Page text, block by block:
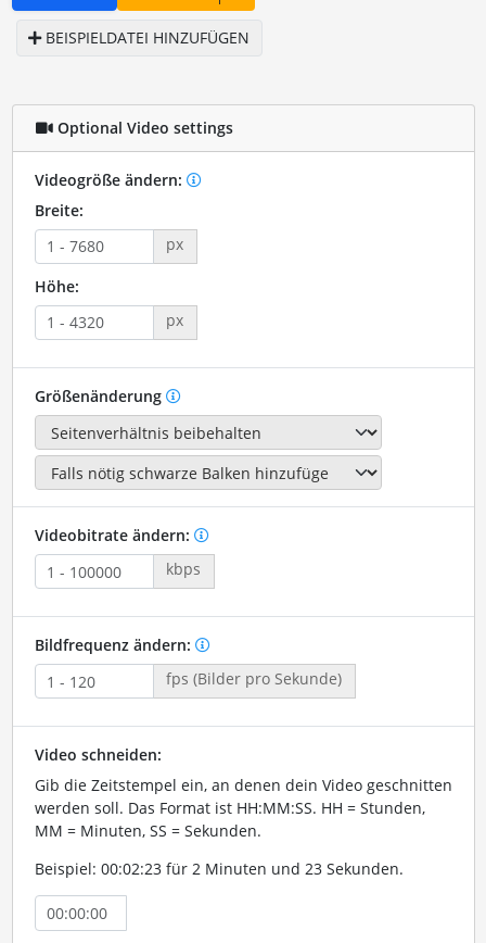
BEISPIELDATEI HINZUFÜGEN
Optional Video settings
Videogröße ändern:
Breite:
px
Höhe:
px
Größenänderung
Videobitrate ändern:
kbps
Bildfrequenz ändern:
fps (Bilder pro Sekunde)
Video schneiden:
Gib die Zeitstempel ein, an denen dein Video geschnitten
werden soll. Das Format ist HH:MM:SS. HH = Stunden,
MM = Minuten, SS = Sekunden.
Beispiel: 00:02:23 für 2 Minuten und 23 Sekunden.